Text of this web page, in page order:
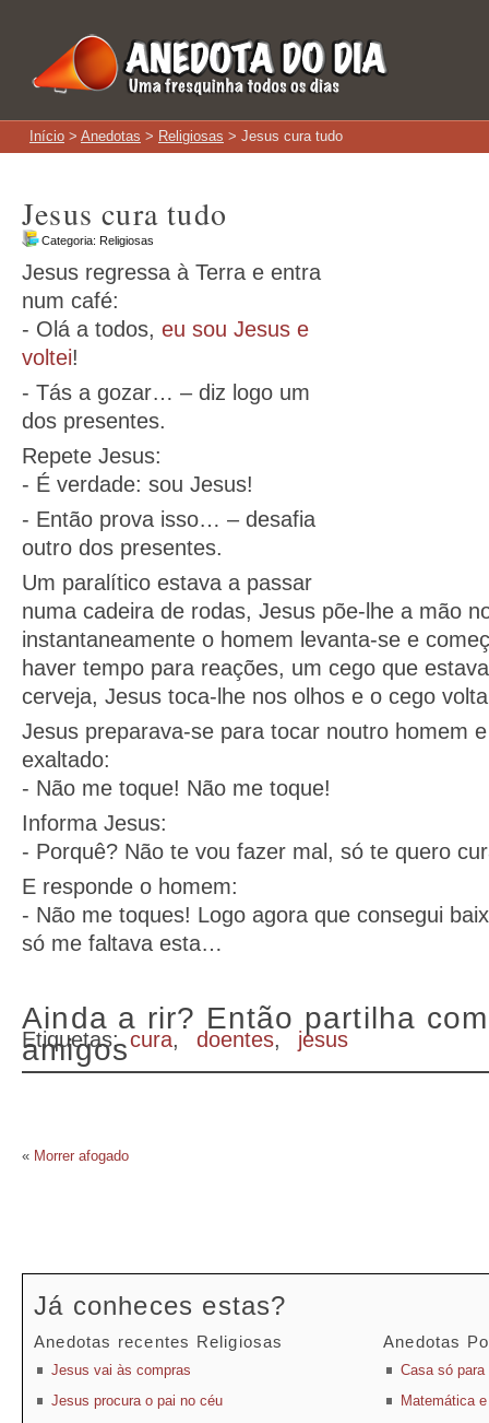
Início > Anedotas > Religiosas > Jesus cura tudo
Jesus cura tudo
Categoria: Religiosas
Jesus regressa à Terra e entra
num café:
- Olá a todos, eu sou Jesus e
voltei!
- Tás a gozar… – diz logo um
dos presentes.
Repete Jesus:
- É verdade: sou Jesus!
- Então prova isso… – desafia
outro dos presentes.
Um paralítico estava a passar
numa cadeira de rodas, Jesus põe-lhe a mão
instantaneamente o homem levanta-se e
haver tempo para reações, um cego que
cerveja, Jesus toca-lhe nos olhos e o cego
Jesus preparava-se para tocar noutro homem
exaltado:
- Não me toque! Não me toque!
Informa Jesus:
- Porquê? Não te vou fazer mal, só te quero
E responde o homem:
- Não me toques! Logo agora que consegui
só me faltava esta…
Ainda a rir? Então partilha
amigos
Etiquetas: cura, doentes, jesus
« Morrer afogado
Já conheces estas?
Anedotas recentes Religiosas
Jesus vai às compras
Jesus procura o pai no céu
Anedotas
Casa só
Matemática